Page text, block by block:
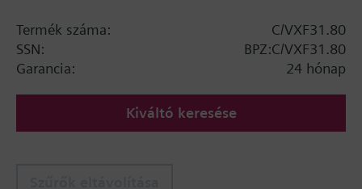
Termék száma:
C/VXF31.80
SSN:
BPZ:C/VXF31.80
Garancia:
24 hónap
Kiváltó keresése